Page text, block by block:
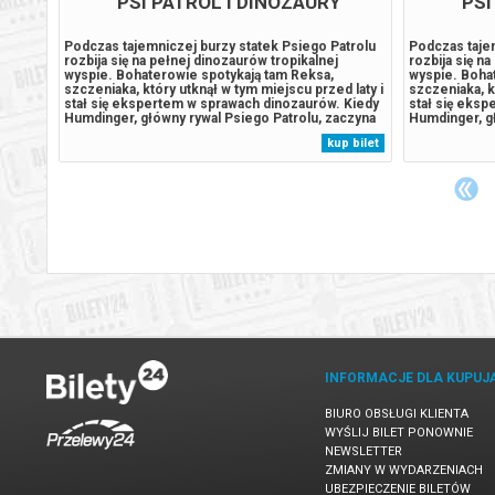
Podczas tajemniczej burzy statek Psiego Patrolu
rozbija się na pełnej dinozaurów tropikalnej
wyspie. Bohaterowie spotykają tam Reksa,
szczeniaka, który utknął w tym miejscu przed laty i
stał się ekspertem w sprawach dinozaurów. Kiedy
Humdinger, główny rywal Psiego Patrolu, zaczyna
lekkomyślnie eksploatować zasoby naturalne
wyspy, doprowadza do wybuchu ogromnego,
uśpionego od lat wulkanu. Psi Patrol...
kup bilet
Inteligentny
czar i
Andrusa.
spotkanie z
17.00 do
Kluczborku
Bajka Artur
ceniona
kabaretowy,
INFORMACJE DLA
BIURO OBSŁUGI KLIENTA
WYŚLIJ BILET PONOWNIE
NEWSLETTER
ZMIANY W WYDARZENIACH
UBEZPIECZENIE BILETÓW